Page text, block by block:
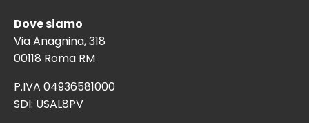
Dove siamo
Via Anagnina, 318
00118 Roma RM
P.IVA 04936581000
SDI: USAL8PV